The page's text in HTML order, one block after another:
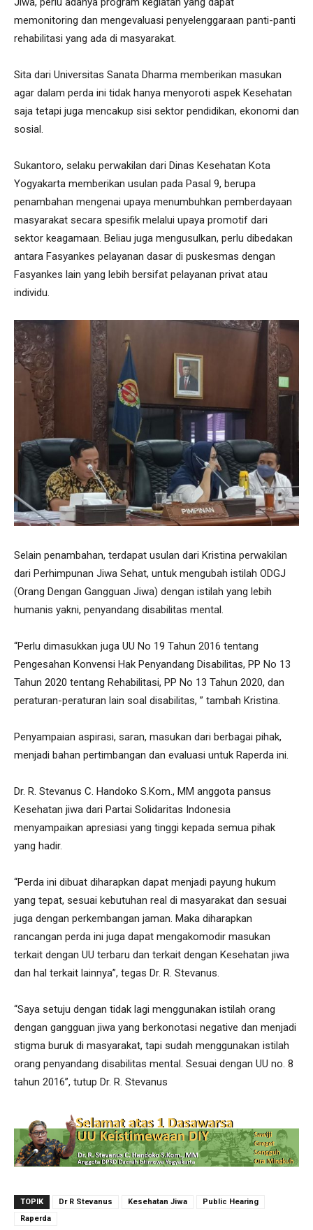
memonitoring dan mengevaluasi penyelenggaraan panti-panti
rehabilitasi yang ada di masyarakat.
Sita dari Universitas Sanata Dharma memberikan masukan
agar dalam perda ini tidak hanya menyoroti aspek Kesehatan
saja tetapi juga mencakup sisi sektor pendidikan, ekonomi dan
sosial.
Sukantoro, selaku perwakilan dari Dinas Kesehatan Kota
Yogyakarta memberikan usulan pada Pasal 9, berupa
penambahan mengenai upaya menumbuhkan pemberdayaan
masyarakat secara spesifik melalui upaya promotif dari
sektor keagamaan. Beliau juga mengusulkan, perlu dibedakan
antara Fasyankes pelayanan dasar di puskesmas dengan
Fasyankes lain yang lebih bersifat pelayanan privat atau
individu.
Selain penambahan, terdapat usulan dari Kristina perwakilan
dari Perhimpunan Jiwa Sehat, untuk mengubah istilah ODGJ
(Orang Dengan Gangguan Jiwa) dengan istilah yang lebih
humanis yakni, penyandang disabilitas mental.
“Perlu dimasukkan juga UU No 19 Tahun 2016 tentang
Pengesahan Konvensi Hak Penyandang Disabilitas, PP No 13
Tahun 2020 tentang Rehabilitasi, PP No 13 Tahun 2020, dan
peraturan-peraturan lain soal disabilitas, ” tambah Kristina.
Penyampaian aspirasi, saran, masukan dari berbagai pihak,
menjadi bahan pertimbangan dan evaluasi untuk Raperda ini.
Dr. R. Stevanus C. Handoko S.Kom., MM anggota pansus
Kesehatan jiwa dari Partai Solidaritas Indonesia
menyampaikan apresiasi yang tinggi kepada semua pihak
yang hadir.
“Perda ini dibuat diharapkan dapat menjadi payung hukum
yang tepat, sesuai kebutuhan real di masyarakat dan sesuai
juga dengan perkembangan jaman. Maka diharapkan
rancangan perda ini juga dapat mengakomodir masukan
terkait dengan UU terbaru dan terkait dengan Kesehatan jiwa
dan hal terkait lainnya”, tegas Dr. R. Stevanus.
“Saya setuju dengan tidak lagi menggunakan istilah orang
dengan gangguan jiwa yang berkonotasi negative dan menjadi
stigma buruk di masyarakat, tapi sudah menggunakan istilah
orang penyandang disabilitas mental. Sesuai dengan UU no. 8
tahun 2016”, tutup Dr. R. Stevanus
TOPIK Dr R Stevanus Kesehatan Jiwa
Public Hearing
Raperda